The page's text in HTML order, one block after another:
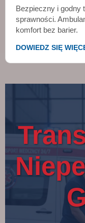
Bezpieczny i godny
sprawności.
komfort bez barier.
DOWIEDZ SIĘ